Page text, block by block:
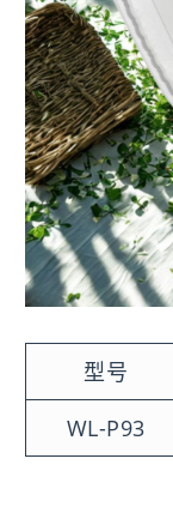
型号
WL-P93